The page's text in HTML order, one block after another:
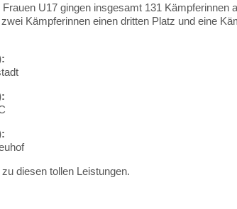
U17 gingen insgesamt 131 Kämpferinnen
Kämpferinnen einen dritten Platz und eine
diesen tollen Leistungen.